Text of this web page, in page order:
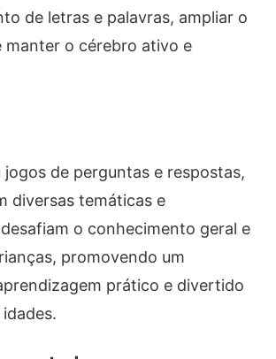
de letras e palavras, ampliar o
manter o cérebro ativo e
jogos de perguntas e respostas,
diversas temáticas e
o conhecimento geral e
promovendo um
prático e divertido